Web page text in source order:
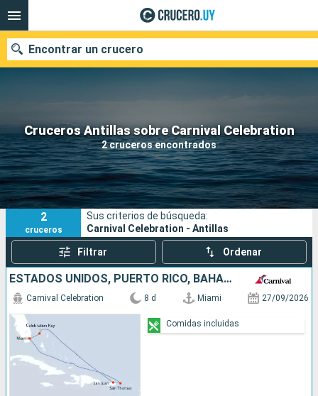
Cruceros Antillas sobre Carnival Celebration
2 cruceros encontrados
Encontrar un crucero
Nuestros destinos
Fecha de salida
Puertos Compañías
Buscar
2
cruceros
Sus criterios de búsqueda:
Carnival Celebration - Antillas
Filtrar Ordenar
ESTADOS UNIDOS, PUERTO RICO, BAHAMAS
Carnival Celebration 8 d Miami 27/09/2026
Comidas incluidas